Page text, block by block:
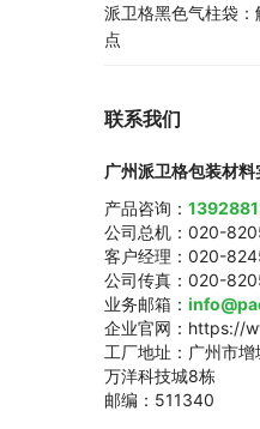
派卫格黑色气柱袋
点
联系我们
广州派卫格包装材料
产品咨询：
公司总机：020-
客户经理：020-
公司传真：020-
业务邮箱：
企业官网：https://
工厂地址：广州市
万洋科技城8栋
邮编：511340